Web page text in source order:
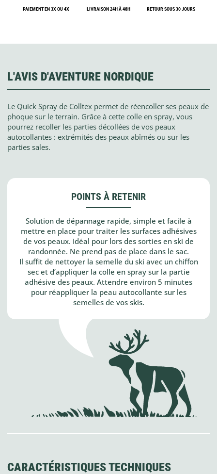
PAIEMENT EN 3X OU 4X LIVRAISON 24H À 48H RETOUR SOUS 30 JOURS
L'AVIS D'AVENTURE NORDIQUE
Le Quick Spray de Colltex permet de réencoller ses peaux de
phoque sur le terrain. Grâce à cette colle en spray, vous
pourrez recoller les parties décollées de vos peaux
autocollantes : extrémités des peaux abîmés ou sur les
parties sales.
POINTS À RETENIR
Solution de dépannage rapide, simple et facile à
mettre en place pour traiter les surfaces adhésives
de vos peaux. Idéal pour lors des sorties en ski de
randonnée. Ne prend pas de place dans le sac.
Il suffit de nettoyer la semelle du ski avec un chiffon
sec et d’appliquer la colle en spray sur la partie
adhésive des peaux. Attendre environ 5 minutes
pour réappliquer la peau autocollante sur les
semelles de vos skis.
CARACTÉRISTIQUES TECHNIQUES